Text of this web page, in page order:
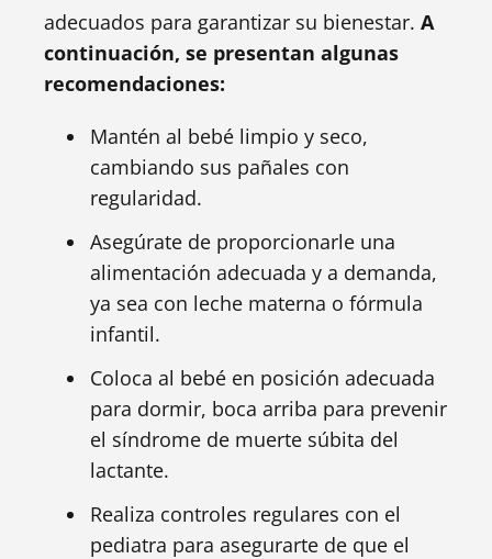
adecuados para garantizar su bienestar. A
continuación, se presentan algunas
recomendaciones:
Mantén al bebé limpio y seco,
cambiando sus pañales con
regularidad.
Asegúrate de proporcionarle una
alimentación adecuada y a demanda,
ya sea con leche materna o fórmula
infantil.
Coloca al bebé en posición adecuada
para dormir, boca arriba para prevenir
el síndrome de muerte súbita del
lactante.
Realiza controles regulares con el
pediatra para asegurarte de que el